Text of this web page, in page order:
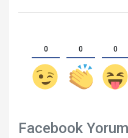
0 0 0
Facebook Yorum